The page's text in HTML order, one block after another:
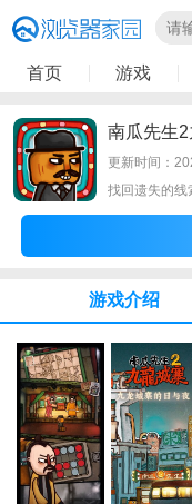
首页 游戏
南瓜先生
更新时间：
找回遗失的线
游戏介绍